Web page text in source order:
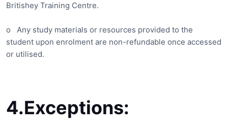
Britishey Training Centre.
o
Any study materials or resources provided to the
student upon enrolment are non-refundable once accessed
or utilised.
4.Exceptions: